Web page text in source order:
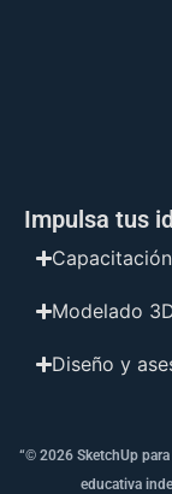
Impulsa tus
Modelado
Diseño y
“© 2026 SketchUp
educativa